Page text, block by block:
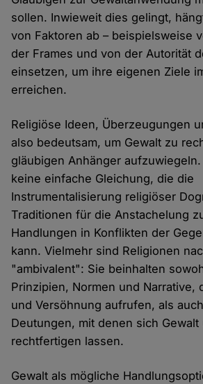
sollen. Inwieweit dies gelingt,
von Faktoren ab – beispielsweise
der Frames und von der Autorität
einsetzen, um ihre eigenen Ziele
erreichen.
Religiöse Ideen, Überzeugungen
also bedeutsam, um Gewalt zu
gläubigen Anhänger
keine einfache Gleichung, die die
Instrumentalisierung religiöser
Traditionen für die Anstachelung
Handlungen in Konflikten der
kann. Vielmehr sind Religionen
"ambivalent": Sie beinhalten
Prinzipien, Normen und Narrative,
und Versöhnung aufrufen, als
Deutungen, mit denen sich Gewalt
rechtfertigen lassen.
Gewalt als mögliche